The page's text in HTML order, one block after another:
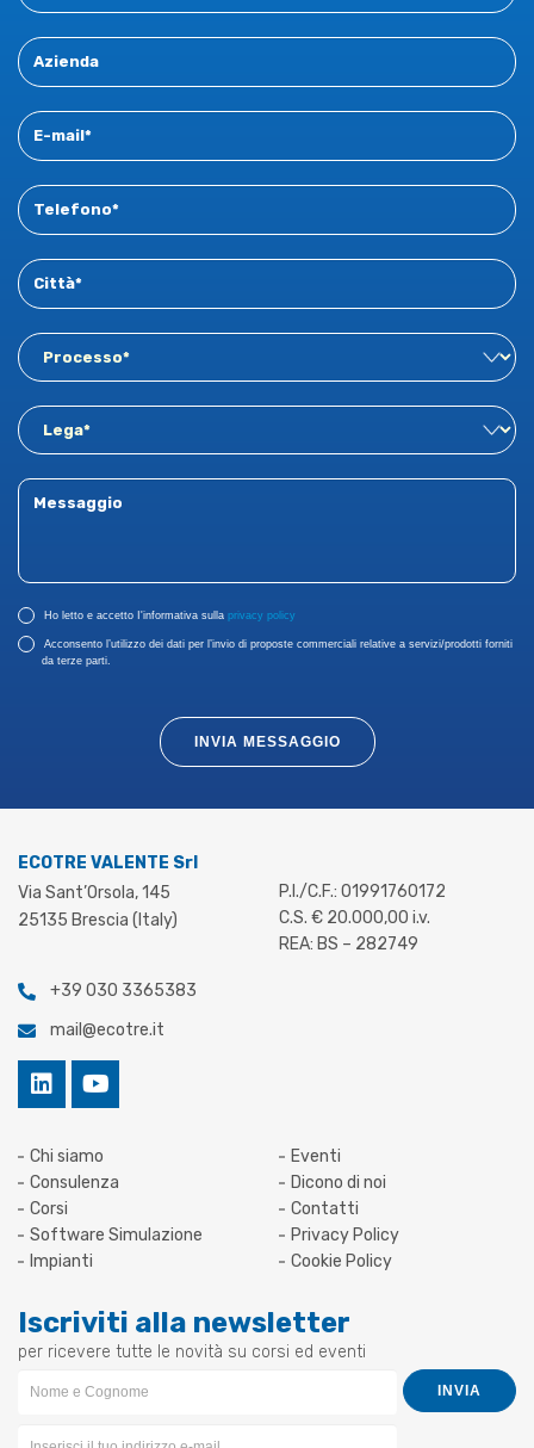
Ho letto e accetto I'informativa sulla privacy policy
Acconsento l’utilizzo dei dati per l’invio di proposte commerciali relative a servizi/prodotti forniti
da terze parti.
INVIA MESSAGGIO
ECOTRE VALENTE Srl
Via Sant’Orsola, 145
25135 Brescia (Italy)
+39 030 3365383
mail@ecotre.it
P.I./C.F.: 01991760172
C.S. € 20.000,00 i.v.
REA: BS – 282749
Chi siamo
Consulenza
Corsi
Software Simulazione
Impianti
Eventi
Dicono di noi
Contatti
Privacy Policy
Cookie Policy
Iscriviti alla newsletter
per ricevere tutte le novità su corsi ed eventi
INVIA